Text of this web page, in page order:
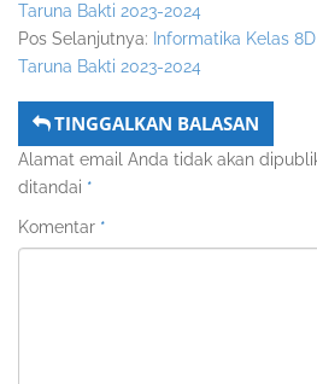
Taruna Bakti 2023-2024
Pos Selanjutnya: Informatika Kelas
Taruna Bakti 2023-2024
TINGGALKAN BALASAN
Alamat email Anda tidak akan
ditandai *
Komentar *